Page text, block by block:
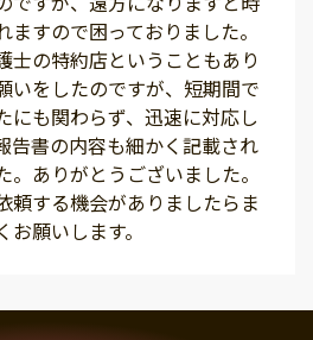
ますので困っておりました。
士の特約店ということもあり
いをしたのですが、短期間で
にも関わらず、迅速に対応し
告書の内容も細かく記載され
。ありがとうございました。
頼する機会がありましたらま
お願いします。